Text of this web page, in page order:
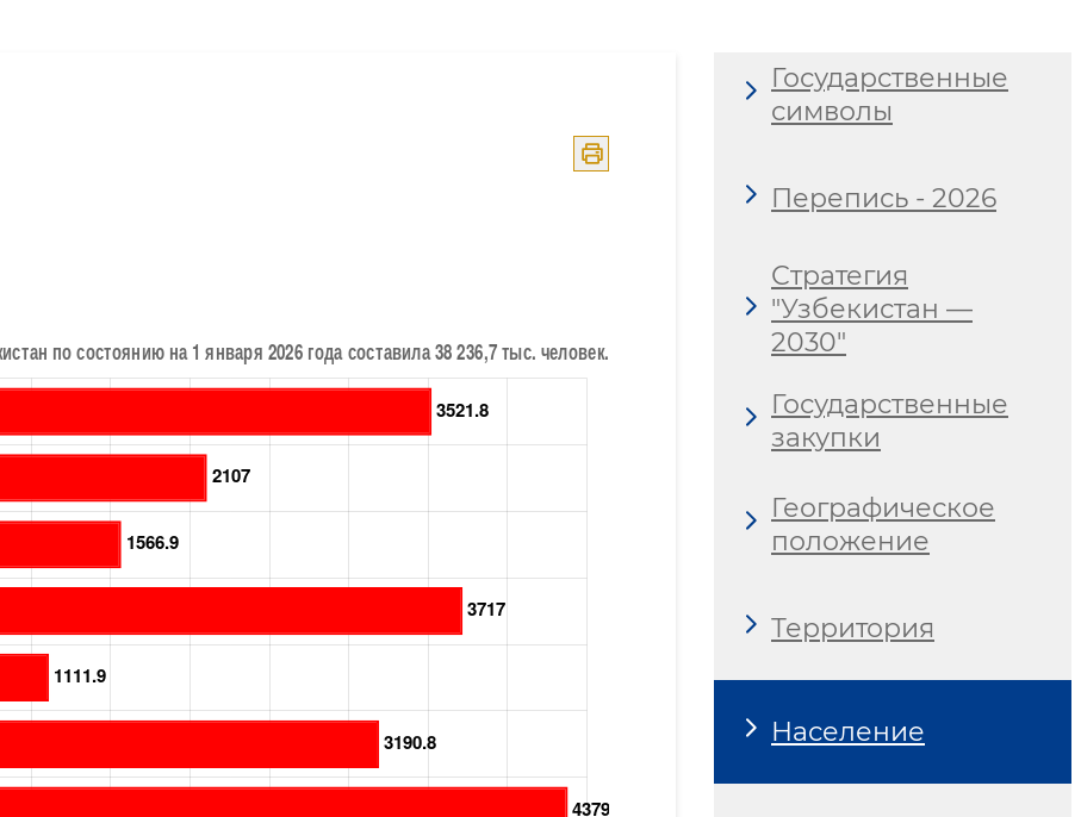
Государственные
символы
Перепись - 2026
Стратегия
"Узбекистан —
2030"
Государственные
закупки
Географическое
положение
Территория
Население